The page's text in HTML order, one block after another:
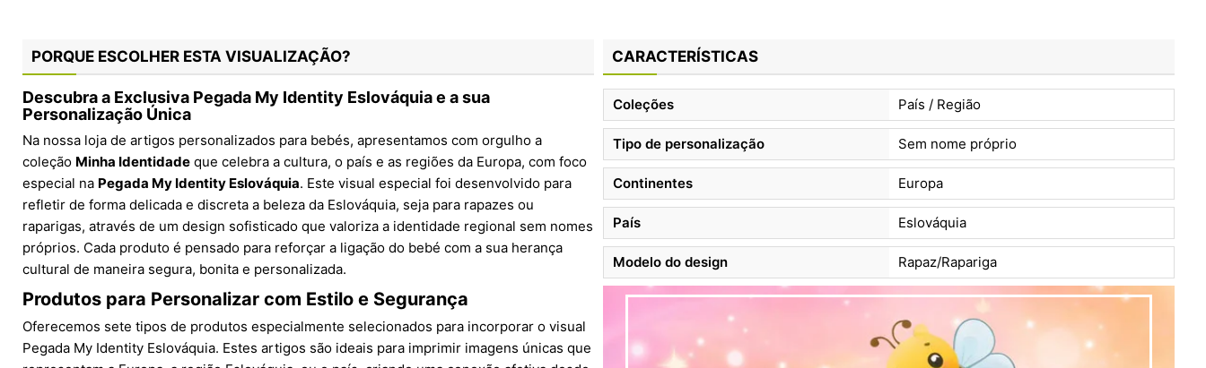
PORQUE ESCOLHER ESTA VISUALIZAÇÃO?
Descubra a Exclusiva Pegada My Identity Eslováquia e a sua
Personalização Única
Na nossa loja de artigos personalizados para bebés, apresentamos com orgulho a
coleção Minha Identidade que celebra a cultura, o país e as regiões da Europa, com foco
especial na Pegada My Identity Eslováquia. Este visual especial foi desenvolvido para
refletir de forma delicada e discreta a beleza da Eslováquia, seja para rapazes ou
raparigas, através de um design sofisticado que valoriza a identidade regional sem nomes
próprios. Cada produto é pensado para reforçar a ligação do bebé com a sua herança
cultural de maneira segura, bonita e personalizada.
Produtos para Personalizar com Estilo e Segurança
Oferecemos sete tipos de produtos especialmente selecionados para incorporar o visual
Pegada My Identity Eslováquia. Estes artigos são ideais para imprimir imagens únicas que
CARACTERÍSTICAS
Coleções País / Região
Tipo de personalização Sem nome próprio
Continentes Europa
País Eslováquia
Modelo do design Rapaz/Rapariga